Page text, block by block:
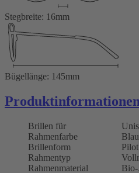
Stegbreite: 16mm
Bügellänge: 145mm
Produktinformationen
Brillen für
Rahmenfarbe
Blau
Brillenform
Pilot
Rahmentyp
Rahmenmaterial